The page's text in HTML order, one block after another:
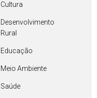
Cultura
Desenvolvimento
Rural
Educação
Meio Ambiente
Saúde